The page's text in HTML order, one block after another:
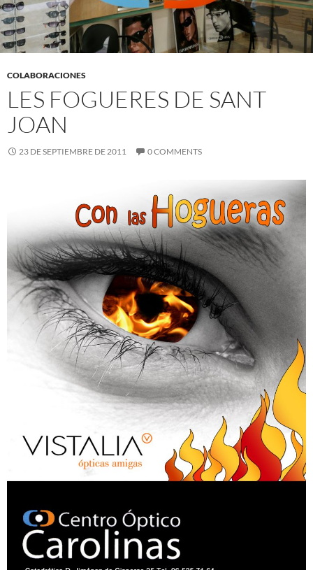
COLABORACIONES
LES FOGUERES DE SANT
JOAN
23 DE SEPTIEMBRE DE 2011 0 COMMENTS